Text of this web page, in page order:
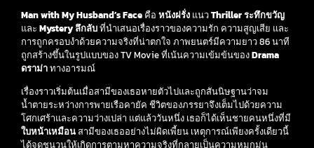
Man with My Husband’s Face คือ หนังฝรั่ง แนวThriller ระทึกขวัญ
และ Mystery ลึกลับที่นำเสนอเรื่องราวของความรัก ความสูญเสีย และ
การถูกครอบงำด้วยความจริงที่น่าตกใจ ภาพยนตร์มีความยาว 86 นาที
ถูกสร้างขึ้นในรูปแบบของ TV Movie ที่เน้นความเข้มข้นของDrama
ดราม่าทางอารมณ์
เรื่องราวเริ่มต้นเมื่อสามีของเธอหายตัวไปและถูกสันนิษฐานว่าจม
น้ำตายระหว่างการพายเรือคายัค ชีวิตของภรรยาจึงเต็มไปด้วยความ
โศกเศร้าและความว่างเปล่า แต่แล้ววันหนึ่ง เธอก็ได้เห็นชายคนหนึ่งที่มี
ใบหน้าเหมือนสามีของเธออย่างไม่ผิดเพี้ยน เหตุการณ์เพียงครั้งเดียวนี้
ได้จุดชนวนให้เกิดการตามหาความจริงที่กลายเป็นความหมกมุ่น